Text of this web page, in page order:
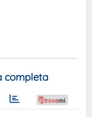
completa